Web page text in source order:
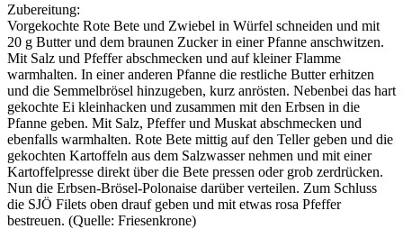
Zubereitung:
Vorgekochte Rote Bete und Zwiebel in Würfel schneiden und mit
20 g Butter und dem braunen Zucker in einer Pfanne anschwitzen.
Mit Salz und Pfeffer abschmecken und auf kleiner Flamme
warmhalten. In einer anderen Pfanne die restliche Butter erhitzen
und die Semmelbrösel hinzugeben, kurz anrösten. Nebenbei das hart
gekochte Ei kleinhacken und zusammen mit den Erbsen in die
Pfanne geben. Mit Salz, Pfeffer und Muskat abschmecken und
ebenfalls warmhalten. Rote Bete mittig auf den Teller geben und die
gekochten Kartoffeln aus dem Salzwasser nehmen und mit einer
Kartoffelpresse direkt über die Bete pressen oder grob zerdrücken.
Nun die Erbsen-Brösel-Polonaise darüber verteilen. Zum Schluss
die SJÖ Filets oben drauf geben und mit etwas rosa Pfeffer
bestreuen. (Quelle: Friesenkrone)